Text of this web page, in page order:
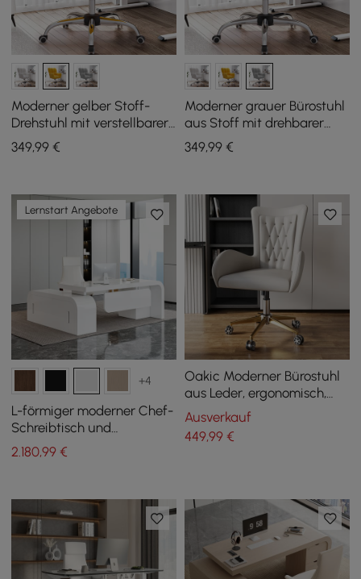
Moderner gelber Stoff-
Drehstuhl mit verstellbarer
Höhe
349,99 €
Moderner grauer Bürostuhl
aus Stoff mit drehbarer
Funktion und verstellbarer
Höhe
349,99€
Lernstart Angebote
+4
L-förmiger moderner Chef-
Schreibtisch und
verstellbarer Bürostuhl aus
Leder mit hoher
2.180,99 €
Oakic Moderner Bürostuhl
aus Leder, ergonomisch,
drehbar, höhenverstellbar,
Weiß
Ausverkauf
449,99€